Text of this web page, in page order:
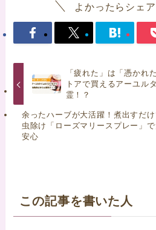
よかったらシェア
「疲れた」は「憑かれ
トアで買えるアーユル
霊！？
余ったハーブが大活躍！煮出すだ
虫除け「ローズマリースプレー」
安心
この記事を書いた人